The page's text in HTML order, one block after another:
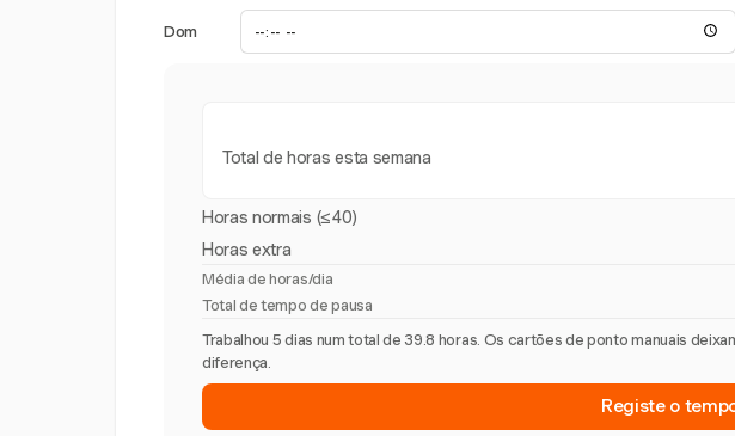
Dom
Total de horas esta semana
Horas normais (≤40)
Horas extra
Média de horas/dia
Total de tempo de pausa
Trabalhou 5 dias num total de 39.8 horas. Os cartões de ponto manuais
diferença.
Registe o